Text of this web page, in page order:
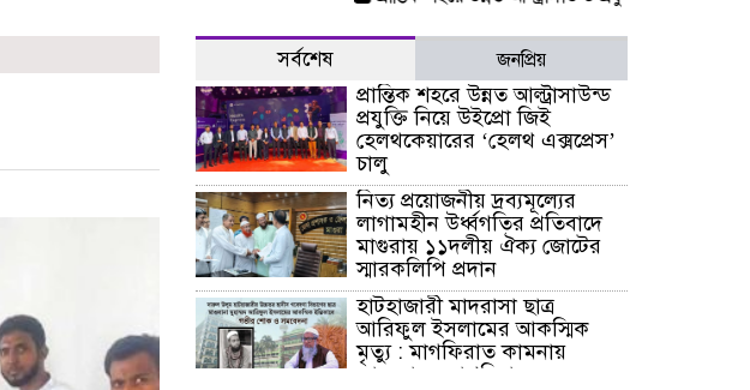
সর্বশেষ জনপ্রিয়
প্রান্তিক শহরে উন্নত আল্ট্রাসাউন্ড
প্রযুক্তি নিয়ে উইপ্রো জিই
হেলথকেয়ারের ‘হেলথ এক্সপ্রেস’
চালু
নিত্য প্রয়োজনীয় দ্রব্যমূল্যের
লাগামহীন উর্ধ্বগতির প্রতিবাদে
মাগুরায় ১১দলীয় ঐক্য জোটের
স্মারকলিপি প্রদান
হাটহাজারী মাদরাসা ছাত্র
আরিফুল ইসলামের আকস্মিক
মৃত্যু : মাগফিরাত কামনায়
জামেয়ার মহাপরিচালক